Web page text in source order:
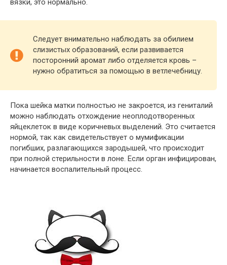
вязки, это нормально.
Следует внимательно наблюдать за обилием
слизистых образований, если развивается
посторонний аромат либо отделяется кровь –
нужно обратиться за помощью в ветлечебницу.
Пока шейка матки полностью не закроется, из гениталий
можно наблюдать отхождение неоплодотворенных
яйцеклеток в виде коричневых выделений. Это считается
нормой, так как свидетельствует о мумификации
погибших, разлагающихся зародышей, что происходит
при полной стерильности в лоне. Если орган инфицирован,
начинается воспалительный процесс.